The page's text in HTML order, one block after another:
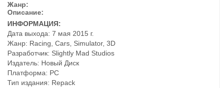
Жанр:
Описание:
ИНФОРМАЦИЯ:
Дата выхода: 7 мая 2015 г.
Жанр: Racing, Cars, Simulator, 3D
Разработчик: Slightly Mad Studios
Издатель: Новый Диск
Платформа: РС
Тип издания: Repack